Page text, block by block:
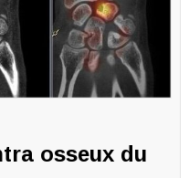
osseux du